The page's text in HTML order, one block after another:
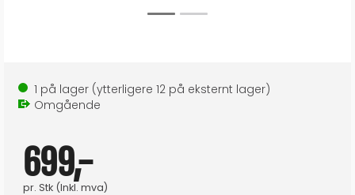
1 på lager (ytterligere 12 på eksternt lager)
Omgående
699,-
pr. Stk (Inkl. mva)